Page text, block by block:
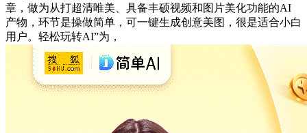
章，做为从打超清唯美、具备丰硕视频和图片美化功能的AI
产物，环节是操做简单，可一键生成创意美图，很是适合小白
用户。轻松玩转AI”为，